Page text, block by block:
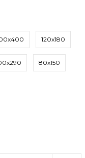
120x180
80x150